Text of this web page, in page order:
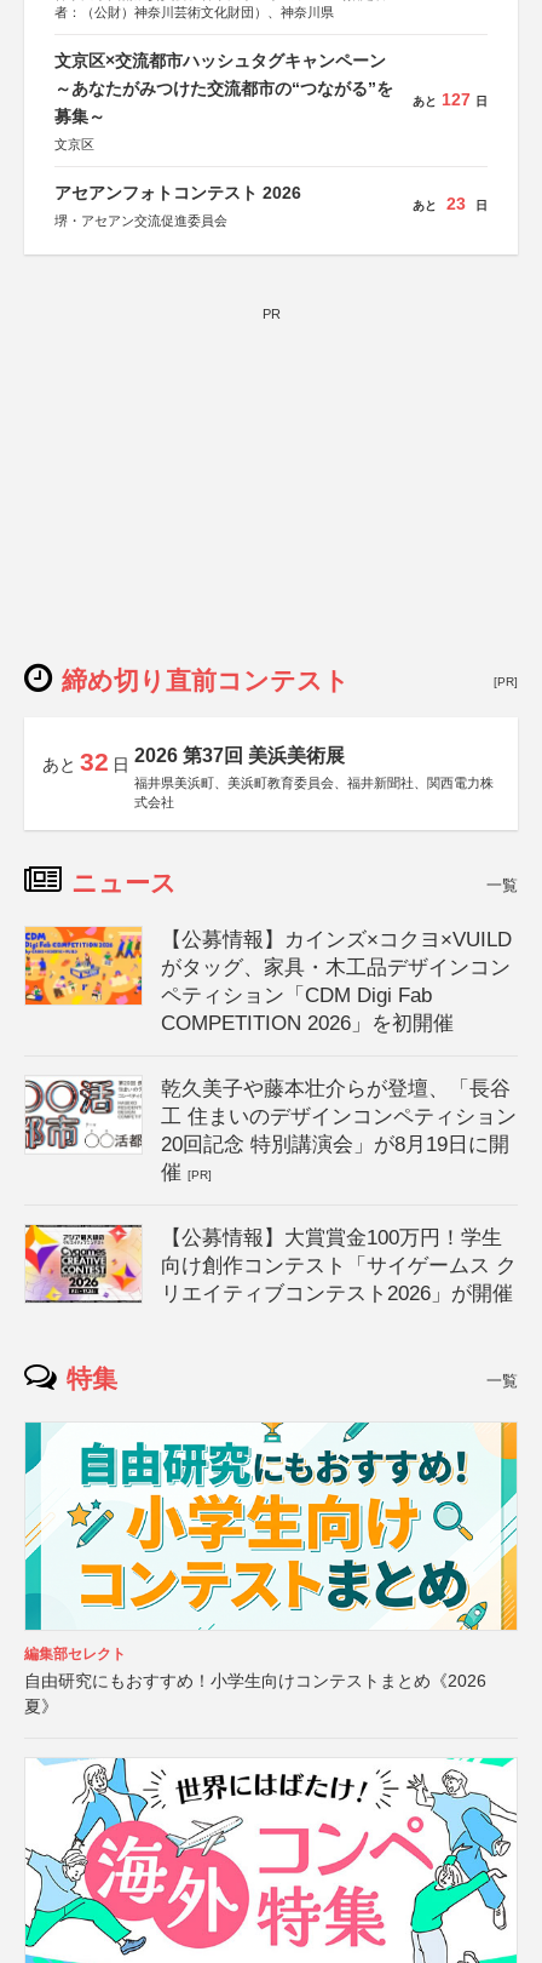
者：（公財）神奈川芸術文化財団）、神奈川県
文京区×交流都市ハッシュタグキャンペーン
～あなたがみつけた交流都市の“つながる”を
募集～
文京区
あと 127 日
アセアンフォトコンテスト 2026
堺・アセアン交流促進委員会
あと 23 日
PR
締め切り直前コンテスト [PR]
あと 32 日 2026 第37回 美浜美術展
福井県美浜町、美浜町教育委員会、福井新聞社、関西電力株
式会社
ニュース 一覧
【公募情報】カインズ×コクヨ×VUILD
がタッグ、家具・木工品デザインコン
ペティション「CDM Digi Fab
COMPETITION 2026」を初開催
乾久美子や藤本壮介らが登壇、「長谷
工 住まいのデザインコンペティション
20回記念 特別講演会」が8月19日に開
催[PR]
【公募情報】大賞賞金100万円！学生
向け創作コンテスト「サイゲームス ク
リエイティブコンテスト2026」が開催
特集 一覧
編集部セレクト
自由研究にもおすすめ！小学生向けコンテストまとめ《2026
夏》